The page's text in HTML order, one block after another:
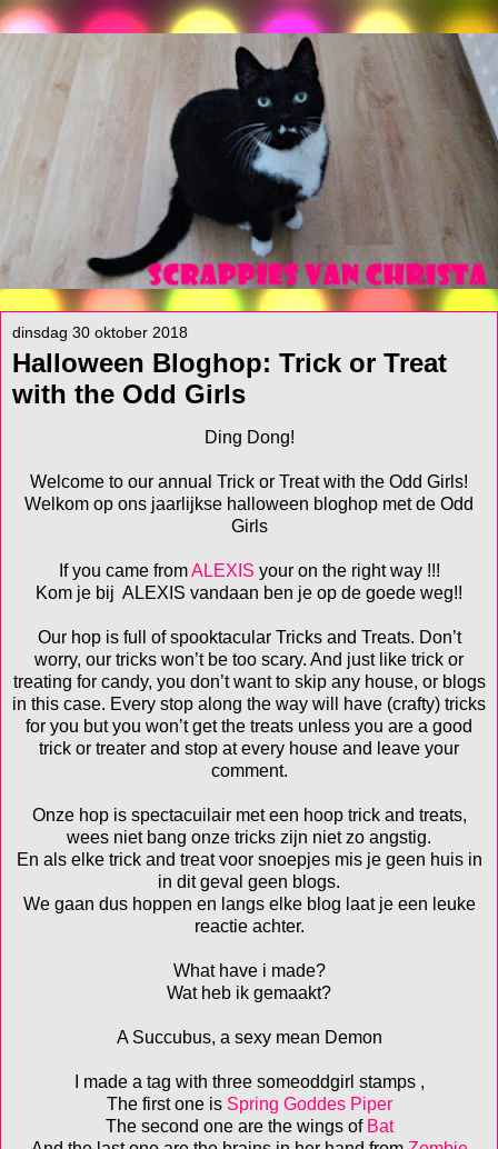
dinsdag 30 oktober 2018
Halloween Bloghop: Trick or Treat
with the Odd Girls
Ding Dong!
Welcome to our annual Trick or Treat with the Odd Girls!
Welkom op ons jaarlijkse halloween bloghop met de Odd
Girls
If you came fromALEXIS your on the right way !!!
Kom je bij ALEXIS vandaan ben je op de goede weg!!
Our hop is full of spooktacular Tricks and Treats. Don’t
worry, our tricks won’t be too scary. And just like trick or
treating for candy, you don’t want to skip any house, or blogs
in this case. Every stop along the way will have (crafty) tricks
for you but you won’t get the treats unless you are a good
trick or treater and stop at every house and leave your
comment.
Onze hop is spectacuilair met een hoop trick and treats,
wees niet bang onze tricks zijn niet zo angstig.
En als elke trick and treat voor snoepjes mis je geen huis in
in dit geval geen blogs.
We gaan dus hoppen en langs elke blog laat je een leuke
reactie achter.
What have i made?
Wat heb ik gemaakt?
A Succubus, a sexy mean Demon
I made a tag with three someoddgirl stamps ,
The first one is Spring Goddes Piper
The second one are the wings of Bat